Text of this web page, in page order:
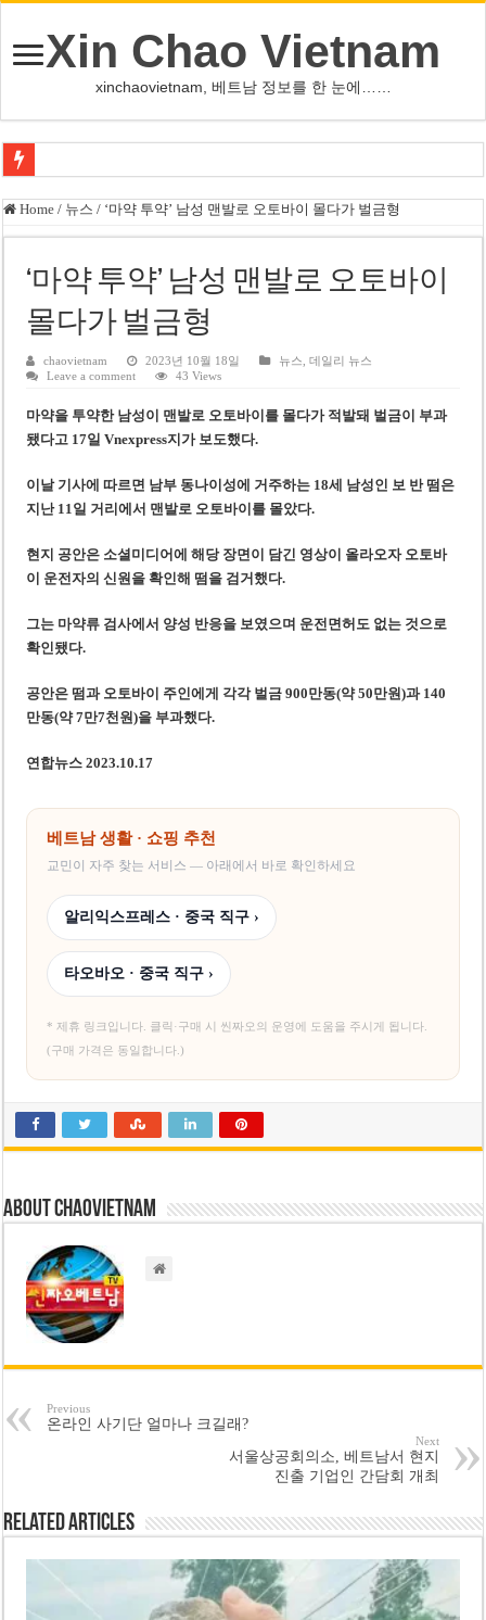
Xin Chao Vietnam
xinchaovietnam, 베트남 정보를 한 눈에……
하노이-하이퐁 고속도로 차량 투석 용의자 신원 확인
베트남 증시 업그레이드, 수십억 달러 유입 전망…수혜주는
베트남주식 VN지수 1,800선 돌파 기대…증권사, 유망 종목 제시
하노이 쌍둥이 타워 99층 부지 현장…세계 최고층 빌딩 추진
베트남주식 SST, 2025년 현금 배당 80% 결정…과거 최대 350% 지급 이력
베트남 전자비자 사기 웹사이트 주의…외국인 여행자 피해 경보
베트남, 8월부터 토지·측량 처벌 강화… 기획사 코뮌 위원장 과태료 상한 50
Home / 뉴스 / ‘마약 투약’ 남성 맨발로 오토바이 몰다가 벌금형
‘마약 투약’ 남성 맨발로 오토바이
몰다가 벌금형
chaovietnam 2023년 10월 18일 뉴스 ,데일리 뉴스
Leave a comment
43 Views
마약을 투약한 남성이 맨발로 오토바이를 몰다가 적발돼 벌금이 부과
됐다고 17일 Vnexpress지가 보도했다.
이날 기사에 따르면 남부 동나이성에 거주하는 18세 남성인 보 반 떰은
지난 11일 거리에서 맨발로 오토바이를 몰았다.
현지 공안은 소셜미디어에 해당 장면이 담긴 영상이 올라오자 오토바
이 운전자의 신원을 확인해 떰을 검거했다.
그는 마약류 검사에서 양성 반응을 보였으며 운전면허도 없는 것으로
확인됐다.
공안은 떰과 오토바이 주인에게 각각 벌금 900만동(약 50만원)과 140
만동(약 7만7천원)을 부과했다.
연합뉴스 2023.10.17
베트남 생활 · 쇼핑 추천
교민이 자주 찾는 서비스 — 아래에서 바로 확인하세요
알리익스프레스 · 중국 직구 ›
타오바오 · 중국 직구 ›
* 제휴 링크입니다. 클릭·구매 시 씬짜오의 운영에 도움을 주시게 됩니다.
(구매 가격은 동일합니다.)
About chaovietnam
Previous
온라인 사기단 얼마나 크길래?
Next
서울상공회의소, 베트남서 현지
진출 기업인 간담회 개최
Related Articles